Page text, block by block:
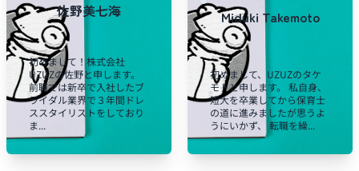
佐野美七海
初めまして！株式会社
UZUZの佐野と申します。
前職では新卒で入社したブ
ライダル業界で３年間ドレ
ススタイリストをしており
ま...
Miduki Takemoto
初めまして、UZUZのタケ
モトと申します。 私自身、
短大を卒業してから保育士
の道に進みましたが思うよ
うにいかず、 転職を繰...